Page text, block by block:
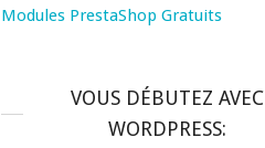
Modules PrestaShop Gratuits
VOUS DÉBUTEZ AVEC
WORDPRESS: